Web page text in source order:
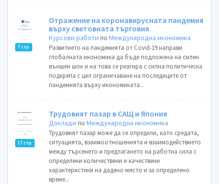
7 стр.
Отражение на коронавирусната пандемия
върху световната търговия
Курсови работи поМеждународна икономика
Развитието на пандемията от Covid-19 направи
глобалната икономика да бъде подложена на силен
външен шок и на това се реагира с силна политическа
подкрепа с цел ограничаване на последиците от
пандемията върху икономиката...
17 стр.
Трудовият пазар в САЩ и Япония
Доклади поМеждународна икономика
Трудовият пазар може да се определи, като средата,
ситуацията, взаимоотношенията и взаимодействието
между търсенето и предлагането на работна сила с
определени количествени и качествени
характеристики на дадено място и за определено
време...